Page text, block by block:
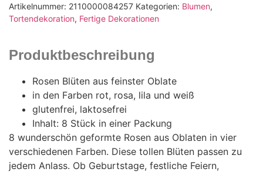
Artikelnummer: 2110000084257 Kategorien: Blumen,
Tortendekoration, Fertige Dekorationen
Produktbeschreibung
Rosen Blüten aus feinster Oblate
in den Farben rot, rosa, lila und weiß
glutenfrei, laktosefrei
Inhalt: 8 Stück in einer Packung
8 wunderschön geformte Rosen aus Oblaten in vier
verschiedenen Farben. Diese tollen Blüten passen zu
jedem Anlass. Ob Geburtstage, festliche Feiern,